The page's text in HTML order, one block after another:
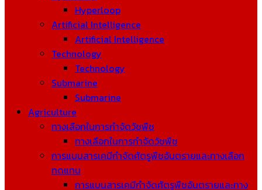
Hyperloop
Artificial Intelligence
Artificial Intelligence
Technology
Technology
Submarine
Submarine
Agriculture
ทางเลือกในการกำจัดวัชพืช
ทางเลือกในการกำจัดวัชพืช
การแบนสารเคมีกำจัดศัตรูพืชอันตรายและทางเลือก
ทดแทน
การแบนสารเคมีกำจัดศัตรูพืชอันตรายและทาง